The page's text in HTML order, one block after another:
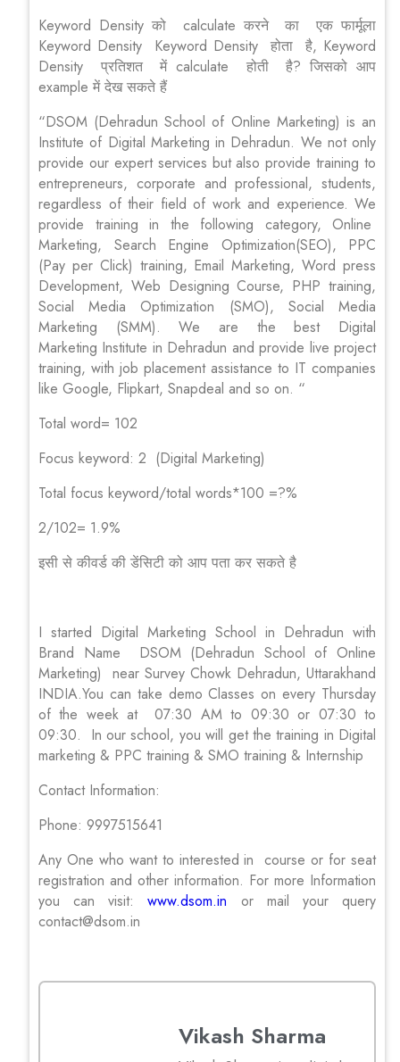
Keyword Density को calculate करने का एक फार्मूला
Keyword Density Keyword Density होता है, Keyword
Density प्रतिशत में calculate होती है? जिसको आप
example में देख सकते हैं
“DSOM (Dehradun School of Online Marketing) is an
Institute of Digital Marketing in Dehradun. We not only
provide our expert services but also provide training to
entrepreneurs, corporate and professional, students,
regardless of their field of work and experience. We
provide training in the following category, Online
Marketing, Search Engine Optimization(SEO), PPC
(Pay per Click) training, Email Marketing, Word press
Development, Web Designing Course, PHP training,
Social Media Optimization (SMO), Social Media
Marketing (SMM). We are the best Digital
Marketing Institute in Dehradun and provide live project
training, with job placement assistance to IT companies
like Google, Flipkart, Snapdeal and so on. “
Total word= 102
Focus keyword: 2 (Digital Marketing)
Total focus keyword/total words*100 =?%
2/102= 1.9%
इसी से कीवर्ड की डेंसिटी को आप पता कर सकते है
I started Digital Marketing School in Dehradun with
Brand Name DSOM (Dehradun School of Online
Marketing) near Survey Chowk Dehradun, Uttarakhand
INDIA.You can take demo Classes on every Thursday
of the week at 07:30 AM to 09:30 or 07:30 to
09:30. In our school, you will get the training in Digital
marketing & PPC training & SMO training & Internship
Contact Information:
Phone: 9997515641
Any One who want to interested in course or for seat
registration and other information. For more Information
you can visit:www.dsom.in or mail your query
contact@dsom.in
Vikash Sharma